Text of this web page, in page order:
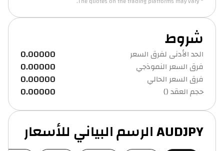
شروط
الحد الأدنى لفرق السعر 0.00000
فرق السعر النموذجي 0.00000
فرق السعر الحالي 0.00000
حجم العقد () 0.00000
AUDJPY الرسم البياني للأسعار